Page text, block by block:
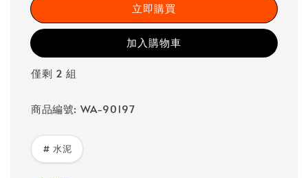
立即購買
加入購物車
僅剩 2 組
商品編號: WA-90197
# 水泥